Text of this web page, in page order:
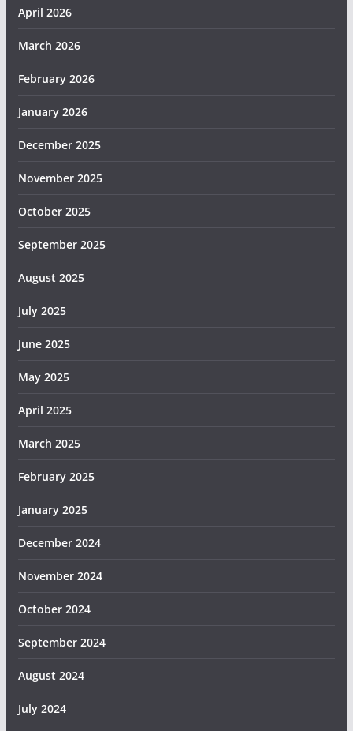
April 2026
March 2026
February 2026
January 2026
December 2025
November 2025
October 2025
September 2025
August 2025
July 2025
June 2025
May 2025
April 2025
March 2025
February 2025
January 2025
December 2024
November 2024
October 2024
September 2024
August 2024
July 2024